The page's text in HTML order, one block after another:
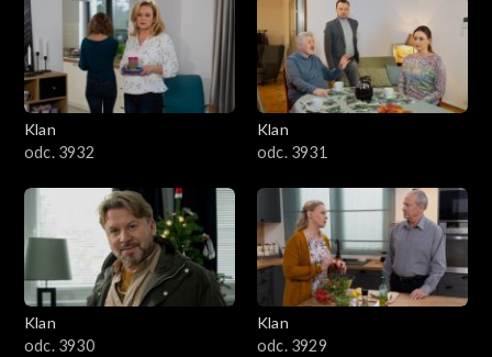
Klan
odc. 3932
Klan
odc. 3931
Klan
odc. 3930
Klan
odc. 3929